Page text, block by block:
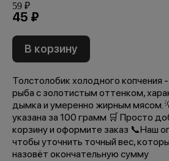
59 ₽
45 ₽
В корзину
Толстолобик холодного копчения
рыба с золотистым оттенком,
дымка и умеренно жирным мясом.
указана за 100 грамм 🛒 Просто
корзину и оформите заказ 📞Наш
чтобы уточнить точный вес,
назовёт окончательную сумму